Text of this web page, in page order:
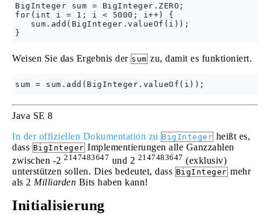
BigInteger sum = BigInteger.ZERO;
for(int i = 1; i < 5000; i++) {
   sum.add(BigInteger.valueOf(i));
Weisen Sie das Ergebnis der sum zu, damit es funktioniert.
Java SE 8
In der offiziellen Dokumentation zu BigInteger heißt es,
dass BigInteger Implementierungen alle Ganzzahlen
zwischen -2 2147483647 und 2 2147483647 (exklusiv)
unterstützen sollen. Dies bedeutet, dass BigInteger mehr
als 2 Milliarden Bits haben kann!
Initialisierung